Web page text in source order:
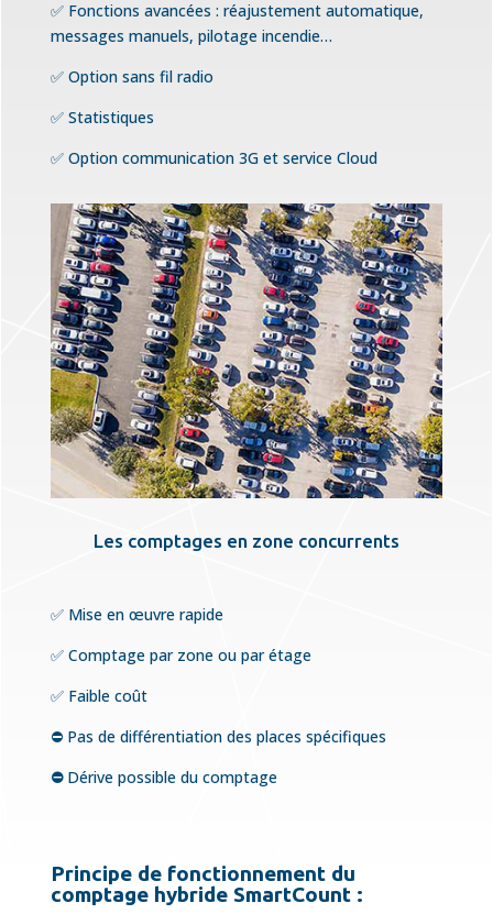
✅ Fonctions avancées : réajustement automatique,
messages manuels, pilotage incendie…
✅ Option sans fil radio
✅ Statistiques
✅ Option communication 3G et service Cloud
Les comptages en zone concurrents
✅ Mise en œuvre rapide
✅ Comptage par zone ou par étage
✅ Faible coût
⛔️ Pas de différentiation des places spécifiques
⛔️Dérive possible du comptage
Principe de fonctionnement du
comptage hybride SmartCount :